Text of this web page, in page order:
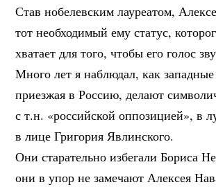
Став нобелевским лауреатом,
тот необходимый ему статус,
хватает для того, чтобы его голос
Много лет я наблюдал, как
приезжая в Россию, делают
с т.н. «российской оппозицией», в
в лице Григория Явлинского.
Они старательно избегали Бориса
они в упор не замечают Алексея